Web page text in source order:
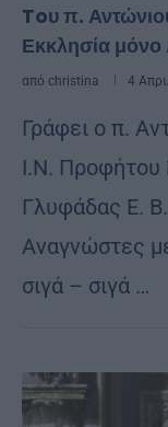
Toυ π.
Εκκλησία
από christina 4
Γράφει ο π.
Ι.Ν. Προφήτου
Γλυφάδας Ε.
Αναγνώστες
σιγά – σιγά …